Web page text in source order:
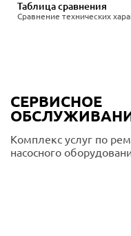
Сравнение технических
Таблица сравнения
СЕРВИСНОЕ
Комплекс услуг по
насосного